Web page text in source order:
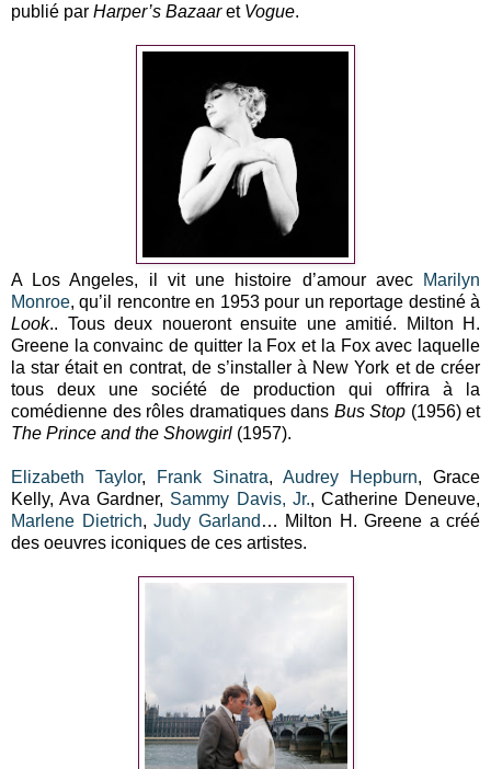
publié par Harper’s Bazaaret Vogue.
A Los Angeles, il vit une histoire d’amour avec
Marilyn
Monroe, qu’il rencontre en 1953 pour un reportage destiné à
Look.. Tous deux noueront ensuite une amitié. Milton H.
Greene la convainc de quitter la Fox et la Fox avec laquelle
la star était en contrat, de s’installer à New York et de créer
tous deux une société de production qui offrira à la
comédienne des rôles dramatiques dans Bus Stop (1956) et
The Prince and the Showgirl (1957).
Elizabeth Taylor, Frank Sinatra, Audrey Hepburn, Grace
Kelly, Ava Gardner, Sammy Davis, Jr., Catherine Deneuve,
Marlene Dietrich, Judy Garland … Milton H. Greene a créé
des oeuvres iconiques de ces artistes.